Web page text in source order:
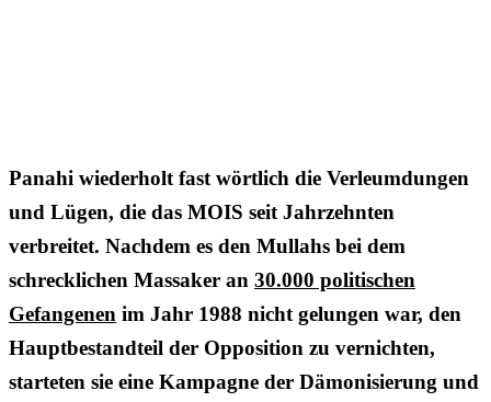
Panahi wiederholt fast wörtlich die Verleumdungen
und Lügen, die das MOIS seit Jahrzehnten
verbreitet. Nachdem es den Mullahs bei dem
schrecklichen Massaker an 30.000 politischen
Gefangenen im Jahr 1988 nicht gelungen war, den
Hauptbestandteil der Opposition zu vernichten,
starteten sie eine Kampagne der Dämonisierung und